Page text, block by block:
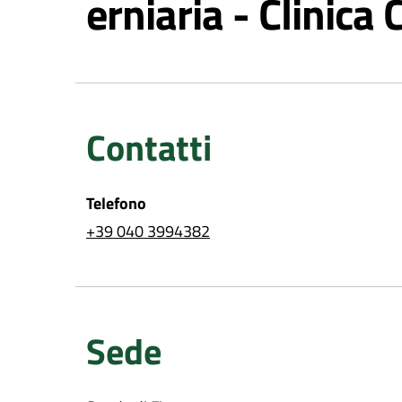
erniaria - Clinica
Contatti
Telefono
+39 040 3994382
Sede